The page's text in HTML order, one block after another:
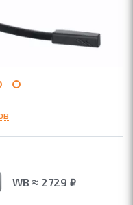
WB ≈ 2729 ₽